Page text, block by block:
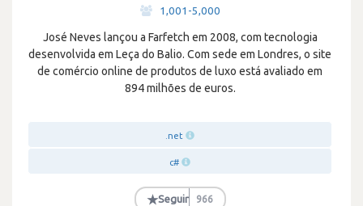
1,001-5,000
José Neves lançou a Farfetch em 2008, com tecnologia
desenvolvida em Leça do Balio. Com sede em Londres, o site
de comércio online de produtos de luxo está avaliado em
894 milhões de euros.
.net
c#
★Seguir 966